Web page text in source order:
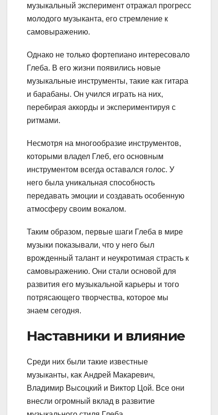
музыкальный эксперимент отражал прогресс
молодого музыканта, его стремление к
самовыражению.
Однако не только фортепиано интересовало
Глеба. В его жизни появились новые
музыкальные инструменты, такие как гитара
и барабаны. Он учился играть на них,
перебирая аккорды и экспериментируя с
ритмами.
Несмотря на многообразие инструментов,
которыми владел Глеб, его основным
инструментом всегда оставался голос. У
него была уникальная способность
передавать эмоции и создавать особенную
атмосферу своим вокалом.
Таким образом, первые шаги Глеба в мире
музыки показывали, что у него был
врожденный талант и неукротимая страсть к
самовыражению. Они стали основой для
развития его музыкальной карьеры и того
потрясающего творчества, которое мы
знаем сегодня.
Наставники и влияние
Среди них были такие известные
музыканты, как Андрей Макаревич,
Владимир Высоцкий и Виктор Цой. Все они
внесли огромный вклад в развитие